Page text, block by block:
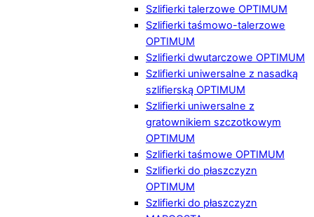
Szlifierki talerzowe OPTIMUM
Szlifierki taśmowo-talerzowe
OPTIMUM
Szlifierki dwutarczowe OPTIMUM
Szlifierki uniwersalne z nasadką
szlifierską OPTIMUM
Szlifierki uniwersalne z
gratownikiem szczotkowym
OPTIMUM
Szlifierki taśmowe OPTIMUM
Szlifierki do płaszczyzn
OPTIMUM
Szlifierki do płaszczyzn